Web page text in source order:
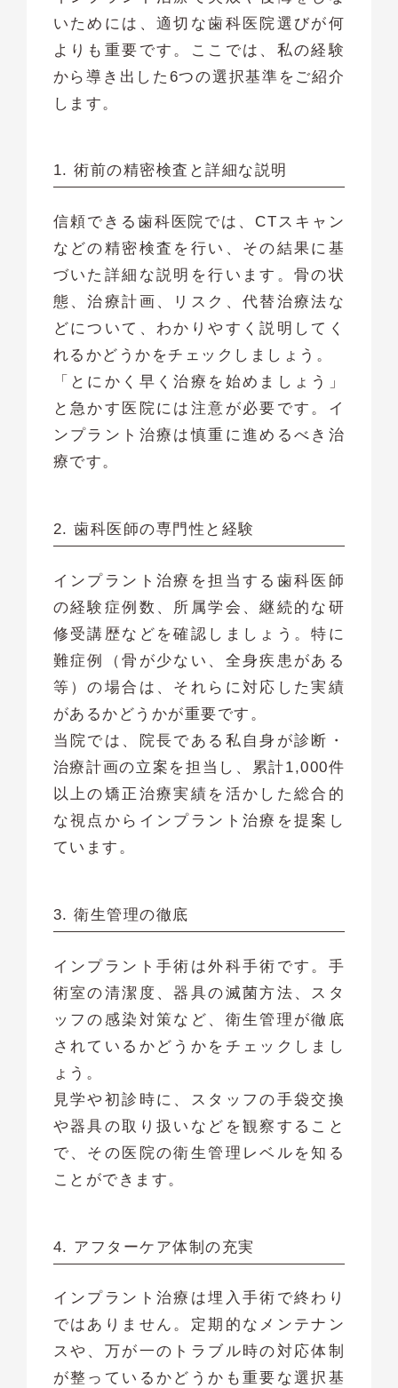
いためには、適切な歯科医院選びが何
よりも重要です。ここでは、私の経験
から導き出した6つの選択基準をご紹介
します。
1. 術前の精密検査と詳細な説明
信頼できる歯科医院では、CTスキャン
などの精密検査を行い、その結果に基
づいた詳細な説明を行います。骨の状
態、治療計画、リスク、代替治療法な
どについて、わかりやすく説明してく
れるかどうかをチェックしましょう。
「とにかく早く治療を始めましょう」
と急かす医院には注意が必要です。イ
ンプラント治療は慎重に進めるべき治
療です。
2. 歯科医師の専門性と経験
インプラント治療を担当する歯科医師
の経験症例数、所属学会、継続的な研
修受講歴などを確認しましょう。特に
難症例（骨が少ない、全身疾患がある
等）の場合は、それらに対応した実績
があるかどうかが重要です。
当院では、院長である私自身が診断・
治療計画の立案を担当し、累計1,000件
以上の矯正治療実績を活かした総合的
な視点からインプラント治療を提案し
ています。
3. 衛生管理の徹底
インプラント手術は外科手術です。手
術室の清潔度、器具の滅菌方法、スタ
ッフの感染対策など、衛生管理が徹底
されているかどうかをチェックしまし
ょう。
見学や初診時に、スタッフの手袋交換
や器具の取り扱いなどを観察すること
で、その医院の衛生管理レベルを知る
ことができます。
4. アフターケア体制の充実
インプラント治療は埋入手術で終わり
ではありません。定期的なメンテナン
スや、万が一のトラブル時の対応体制
が整っているかどうかも重要な選択基